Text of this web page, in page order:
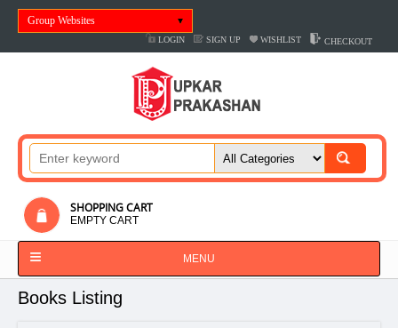
Group Websites
LOGIN SIGN UP WISHLIST CHECKOUT
SHOPPING CART
EMPTY CART
MENU
Books Listing